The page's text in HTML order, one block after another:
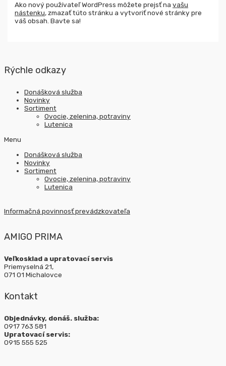
Ako nový používateľ WordPress môžete prejsť navašu
nástenku, zmazať túto stránku a vytvoriť nové stránky pre
váš obsah. Bavte sa!
Rýchle odkazy
Donášková služba
Novinky
Sortiment
Ovocie, zelenina, potraviny
Lutenica
Menu
Donášková služba
Novinky
Sortiment
Ovocie, zelenina, potraviny
Lutenica
Informačná povinnosť prevádzkovateľa
AMIGO PRIMA
Veľkosklad a upratovací servis
Priemyselná 21,
071 01 Michalovce
Kontakt
Objednávky, donáš. služba:
0917 763 581
Upratovací servis:
0915 555 525